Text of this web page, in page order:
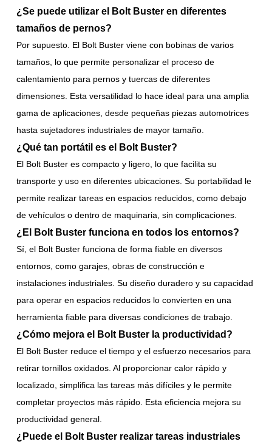
¿Se puede utilizar el Bolt Buster en diferentes
tamaños de pernos?
Por supuesto. El Bolt Buster viene con bobinas de varios
tamaños, lo que permite personalizar el proceso de
calentamiento para pernos y tuercas de diferentes
dimensiones. Esta versatilidad lo hace ideal para una amplia
gama de aplicaciones, desde pequeñas piezas automotrices
hasta sujetadores industriales de mayor tamaño.
¿Qué tan portátil es el Bolt Buster?
El Bolt Buster es compacto y ligero, lo que facilita su
transporte y uso en diferentes ubicaciones. Su portabilidad le
permite realizar tareas en espacios reducidos, como debajo
de vehículos o dentro de maquinaria, sin complicaciones.
¿El Bolt Buster funciona en todos los entornos?
Sí, el Bolt Buster funciona de forma fiable en diversos
entornos, como garajes, obras de construcción e
instalaciones industriales. Su diseño duradero y su capacidad
para operar en espacios reducidos lo convierten en una
herramienta fiable para diversas condiciones de trabajo.
¿Cómo mejora el Bolt Buster la productividad?
El Bolt Buster reduce el tiempo y el esfuerzo necesarios para
retirar tornillos oxidados. Al proporcionar calor rápido y
localizado, simplifica las tareas más difíciles y le permite
completar proyectos más rápido. Esta eficiencia mejora su
productividad general.
¿Puede el Bolt Buster realizar tareas industriales